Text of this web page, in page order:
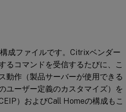
成ファイルです。Citrixベンダー
るコマンドを受信するたびに、こ
動作（製品サーバーが使用できる
ユーザー定義のカスタマイズ）を
）およびCall Homeの構成もこ